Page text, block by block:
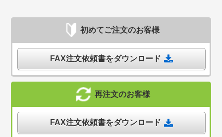
初めてご注文のお客様
FAX注文依頼書をダウンロード
再注文のお客様
FAX注文依頼書をダウンロード